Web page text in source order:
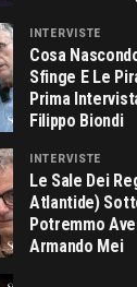
INTERVISTE
Cosa
Sfinge E Le
Prima
Filippo Biondi
INTERVISTE
Le Sale Dei
Atlantide)
Potremmo
Armando Mei